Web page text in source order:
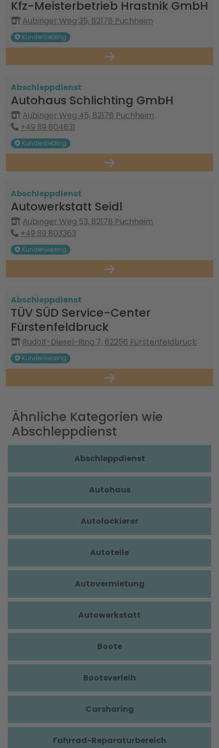
Kfz-Meisterbetrieb Hrastnik GmbH
Aubinger Weg 35, 82178 Puchheim
Kundenliebling
Abschleppdienst
Autohaus Schlichting GmbH
Aubinger Weg 45, 82178 Puchheim
+49 89 804831
Kundenliebling
Abschleppdienst
Autowerkstatt Seidl
Aubinger Weg 53, 82178 Puchheim
+49 89 803363
Kundenliebling
Abschleppdienst
TÜV SÜD Service-Center
Fürstenfeldbruck
Rudolf-Diesel-Ring 7, 82256 Fürstenfeldbruck
Kundenliebling
Ähnliche Kategorien wie
Abschleppdienst
Abschleppdienst
Autohaus
Autolackierer
Autoteile
Autovermietung
Autowerkstatt
Boote
Bootsverleih
Carsharing
Fahrrad-Reparaturbereich